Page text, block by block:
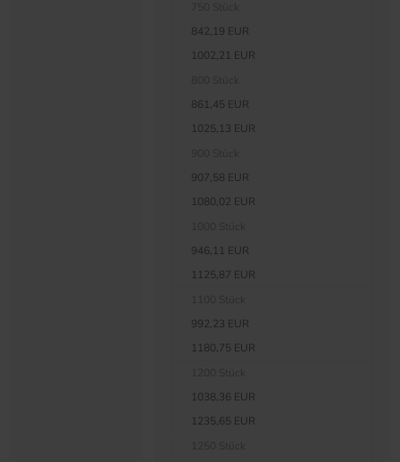
842,19 EUR
1002,21 EUR
861,45 EUR
1025,13 EUR
907,58 EUR
1080,02 EUR
946,11 EUR
1125,87 EUR
992,23 EUR
1180,75 EUR
1038,36 EUR
1235,65 EUR